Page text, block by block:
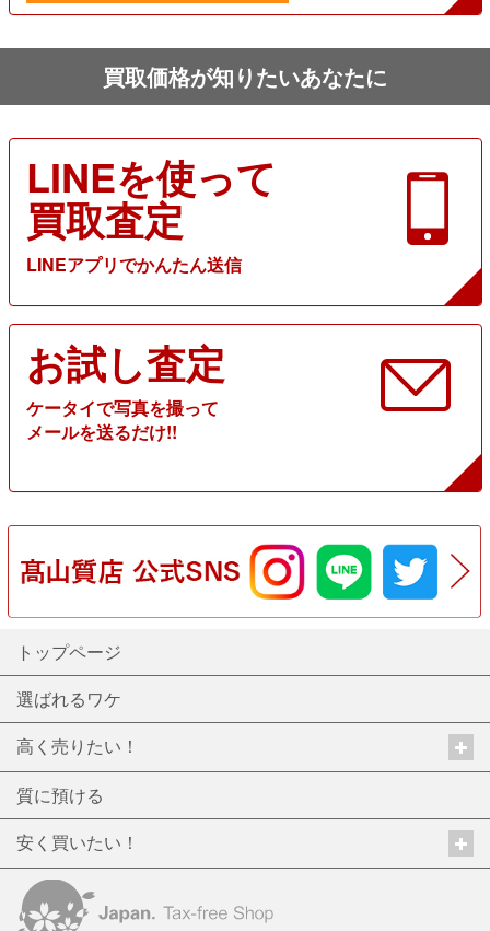
買取価格が知りたいあなたに
LINEを使って
買取査定
LINEアプリでかんたん送信
お試し査定
ケータイで写真を撮って
メールを送るだけ!!
トップページ
選ばれるワケ
高く売りたい！
質に預ける
安く買いたい！